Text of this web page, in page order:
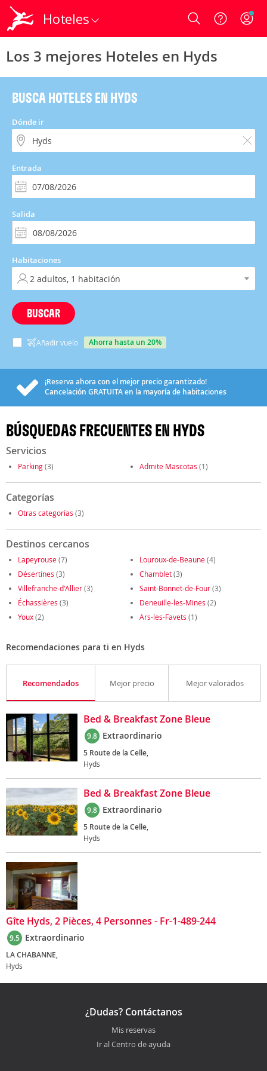
Hoteles Login
Los 3 mejores Hoteles en Hyds
BUSCA HOTELES EN HYDS
Dónde ir
Entrada
Salida
Habitaciones
BUSCAR
Añadir vuelo ahorra hasta un 20%
¡Reserva ahora con el mejor precio garantizado!
Cancelación GRATUITAen la mayoría de habitaciones
BÚSQUEDAS FRECUENTES EN HYDS
Servicios
Parking(3) Admite Mascotas (1)
Categorías
Otras categorías (3)
Destinos cercanos
Lapeyrouse(7) Louroux-de-Beaune(4)
Désertines (3) Chamblet(3)
Villefranche-d'Allier(3) Saint-Bonnet-de-Four(3)
Échassières (3) Deneuille-les-Mines (2)
Youx(2) Ars-les-Favets (1)
Recomendaciones para ti en Hyds
Recomendados Mejor precio Mejor valorados
Bed & Breakfast Zone Bleue
9.8 Extraordinario
5 Route de la Celle,
Hyds
Bed & Breakfast Zone Bleue
9.8 Extraordinario
5 Route de la Celle,
Hyds
Gîte Hyds, 2 Pièces, 4 Personnes - Fr-1-489-244
9.5 Extraordinario
LA CHABANNE,
Hyds
¿Dudas? Contáctanos
Mis reservas
Ir al Centro de ayuda